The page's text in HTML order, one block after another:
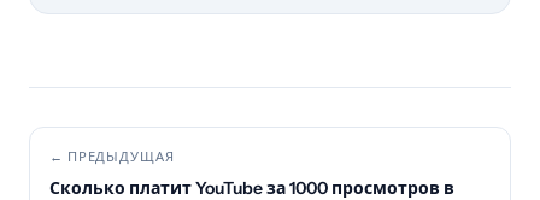
← ПРЕДЫДУЩАЯ
Сколько платит YouTube за 1000 просмотров в